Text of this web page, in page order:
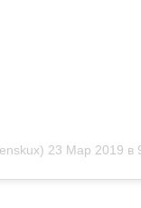
23 Мар 2019 в 9:36